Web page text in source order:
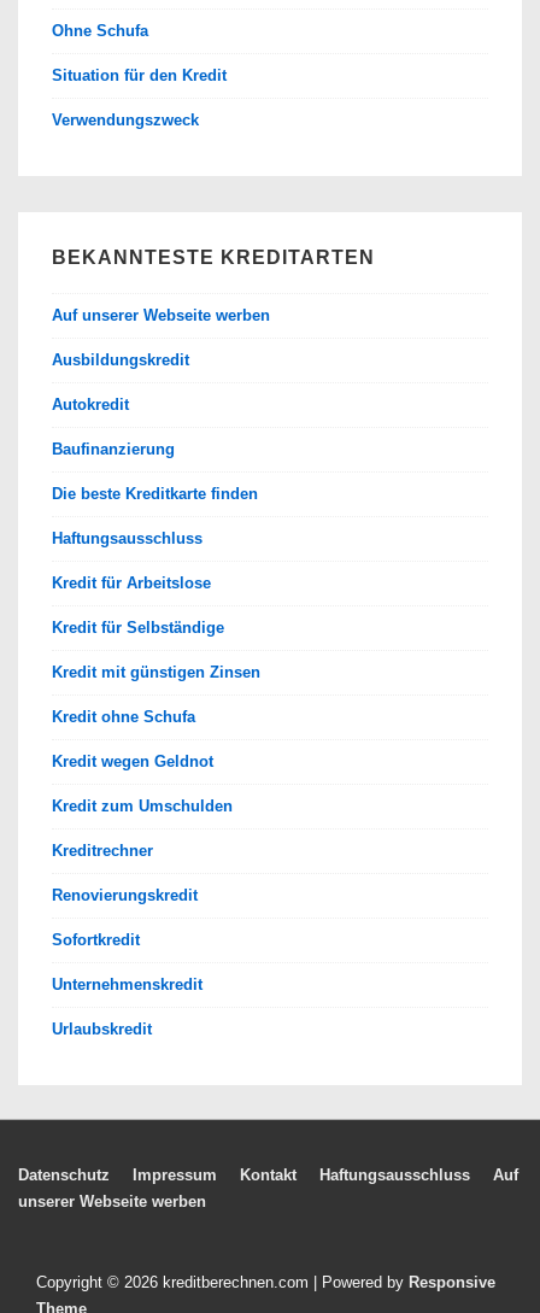
Ohne Schufa
Situation für den Kredit
Verwendungszweck
BEKANNTESTE KREDITARTEN
Auf unserer Webseite werben
Ausbildungskredit
Autokredit
Baufinanzierung
Die beste Kreditkarte finden
Haftungsausschluss
Kredit für Arbeitslose
Kredit für Selbständige
Kredit mit günstigen Zinsen
Kredit ohne Schufa
Kredit wegen Geldnot
Kredit zum Umschulden
Kreditrechner
Renovierungskredit
Sofortkredit
Unternehmenskredit
Urlaubskredit
Footer-
Datenschutz Impressum Kontakt Haftungsausschluss
Auf
unserer Webseite werben
Copyright © 2026 kreditberechnen.com | Powered by Responsive
Theme